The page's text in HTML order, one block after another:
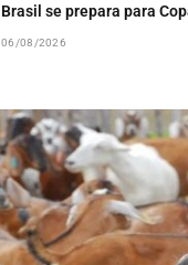
Brasil se prepara para
06/08/2026